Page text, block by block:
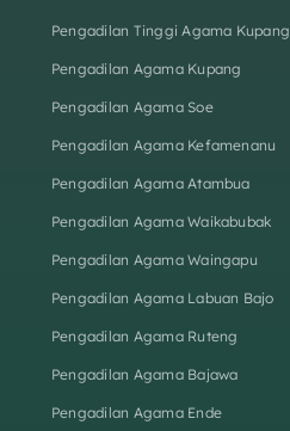
Pengadilan Tinggi Agama Kupang
Pengadilan Agama Kupang
Pengadilan Agama Soe
Pengadilan Agama Kefamenanu
Pengadilan Agama Atambua
Pengadilan Agama Waikabubak
Pengadilan Agama Waingapu
Pengadilan Agama Labuan Bajo
Pengadilan Agama Ruteng
Pengadilan Agama Bajawa
Pengadilan Agama Ende